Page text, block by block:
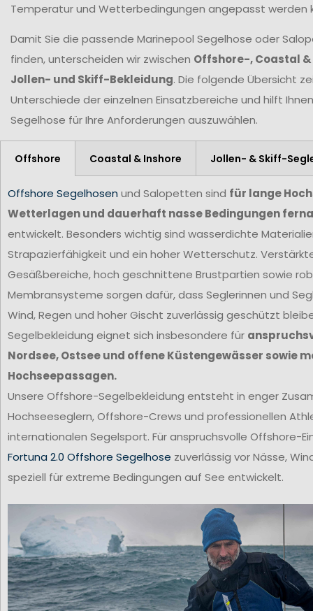
Temperatur und Wetterbedingungen angepasst werden
Damit Sie die passende Marinepool Segelhose oder
finden, unterscheiden wir zwischen Offshore-, Coastal
Jollen- und Skiff-Bekleidung. Die folgende Übersicht
Unterschiede der einzelnen Einsatzbereiche und hilft
Segelhose für Ihre Anforderungen auszuwählen.
Offshore Coastal & Inshore Jollen- & Skiff-
Offshore Segelhosen und Salopetten sind für lange
Wetterlagen und dauerhaft nasse Bedingungen
entwickelt. Besonders wichtig sind wasserdichte
Strapazierfähigkeit und ein hoher Wetterschutz.
Gesäßbereiche, hoch geschnittene Brustpartien sowie
Membransysteme sorgen dafür, dass Seglerinnen und
Wind, Regen und hoher Gischt zuverlässig geschützt
Segelbekleidung eignet sich insbesondere für
Nordsee, Ostsee und offene Küstengewässer sowie
Hochseepassagen.
Unsere Offshore-Segelbekleidung entsteht in enger
Hochseeseglern, Offshore-Crews und professionellen
internationalen Segelsport. Für anspruchsvolle Offshore-
Fortuna 2.0 Offshore Segelhose zuverlässig vor Nässe,
speziell für extreme Bedingungen auf See entwickelt.